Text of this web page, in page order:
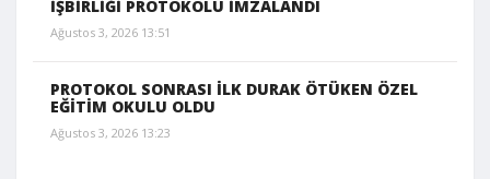
İŞBİRLİĞİ PROTOKOLÜ İMZALANDI
Ağustos 3, 2026 13:51
PROTOKOL SONRASI İLK DURAK ÖTÜKEN ÖZEL
EĞİTİM OKULU OLDU
Ağustos 3, 2026 13:23